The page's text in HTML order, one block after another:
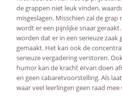
de grappen niet leuk vinden,
misgeslagen. Misschien zal de
wordt er een pijnlijke snaar
worden dat er in een serieuze
gemaakt. Het kan ook de
serieuze vergadering verstoren.
humor kan de kracht ervan doen
en geen cabaretvoorstelling. Als
waar veel leerlingen geen raad mee